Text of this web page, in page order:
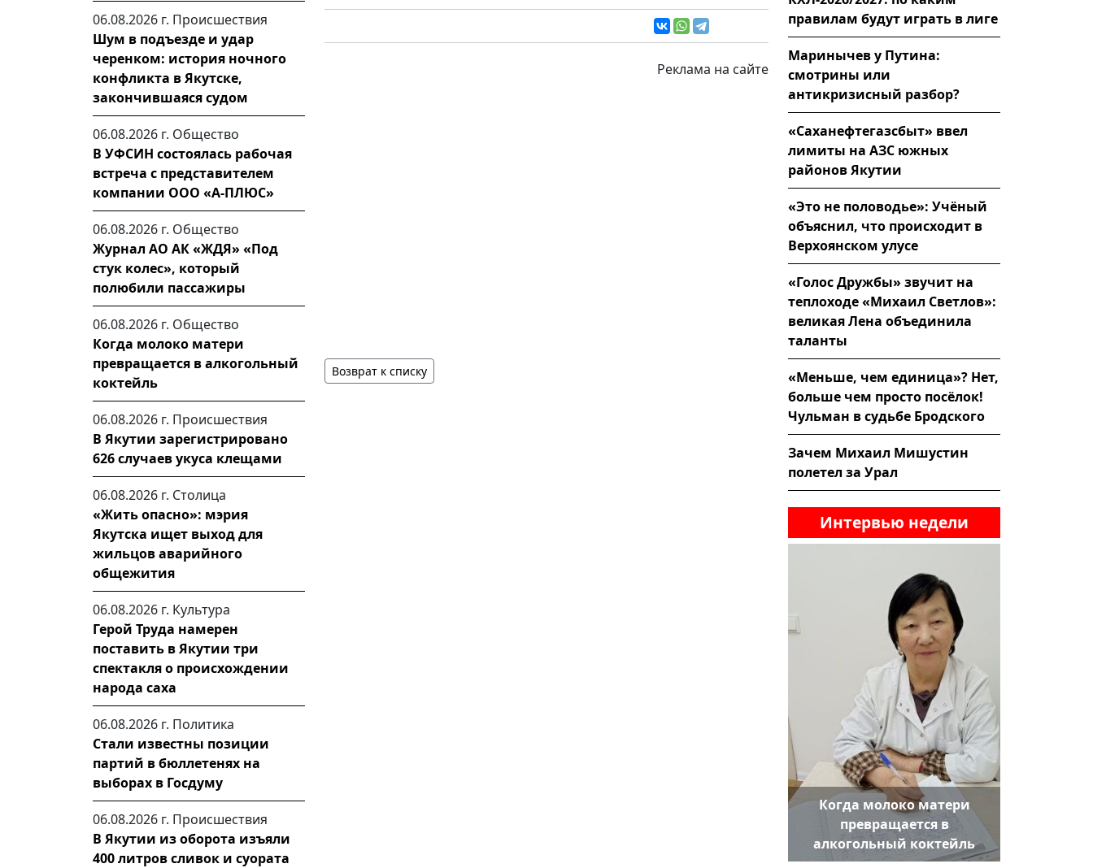
06.08.2026 г. Происшествия
Шум в подъезде и удар
черенком: история ночного
конфликта в Якутске,
закончившаяся судом
06.08.2026 г. Общество
В УФСИН состоялась рабочая
встреча с представителем
компании ООО «А-ПЛЮС»
06.08.2026 г. Общество
Журнал АО АК «ЖДЯ» «Под
стук колес», который
полюбили пассажиры
06.08.2026 г. Общество
Когда молоко матери
превращается в алкогольный
коктейль
06.08.2026 г. Происшествия
В Якутии зарегистрировано
626 случаев укуса клещами
06.08.2026 г. Столица
«Жить опасно»: мэрия
Якутска ищет выход для
жильцов аварийного
общежития
06.08.2026 г. Культура
Герой Труда намерен
поставить в Якутии три
спектакля о происхождении
народа саха
06.08.2026 г. Политика
Стали известны позиции
партий в бюллетенях на
выборах в Госдуму
06.08.2026 г. Происшествия
В Якутии из оборота изъяли
400 литров сливок и суората
Реклама на сайте
Возврат к списку
правилам будут играть в лиге
Маринычев у Путина:
смотрины или
антикризисный разбор?
«Саханефтегазсбыт» ввел
лимиты на АЗС южных
районов Якутии
«Это не половодье»: Учёный
объяснил, что происходит в
Верхоянском улусе
«Голос Дружбы» звучит на
теплоходе «Михаил Светлов»:
великая Лена объединила
таланты
«Меньше, чем единица»? Нет,
больше чем просто посёлок!
Чульман в судьбе Бродского
Зачем Михаил Мишустин
полетел за Урал
Интервью недели
Когда молоко матери
превращается в
алкогольный коктейль